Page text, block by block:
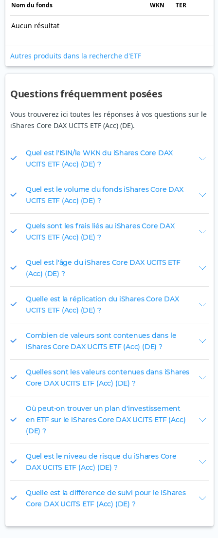
Nom du fonds WKN TER
Aucun résultat
Autres produits dans la recherche d'ETF
Questions fréquemment posées
Vous trouverez ici toutes les réponses à vos questions sur le
iShares Core DAX UCITS ETF (Acc) (DE).
Quel est l'ISIN/le WKN du iShares Core DAX
UCITS ETF (Acc) (DE) ?
Quel est le volume du fonds iShares Core DAX
UCITS ETF (Acc) (DE) ?
Quels sont les frais liés au iShares Core DAX
UCITS ETF (Acc) (DE) ?
Quel est l'âge du iShares Core DAX UCITS ETF
(Acc) (DE) ?
Quelle est la réplication du iShares Core DAX
UCITS ETF (Acc) (DE) ?
Combien de valeurs sont contenues dans le
iShares Core DAX UCITS ETF (Acc) (DE) ?
Quelles sont les valeurs contenues dans iShares
Core DAX UCITS ETF (Acc) (DE) ?
Où peut-on trouver un plan d'investissement
en ETF sur le iShares Core DAX UCITS ETF (Acc)
(DE) ?
Quel est le niveau de risque du iShares Core
DAX UCITS ETF (Acc) (DE) ?
Quelle est la différence de suivi pour le iShares
Core DAX UCITS ETF (Acc) (DE) ?